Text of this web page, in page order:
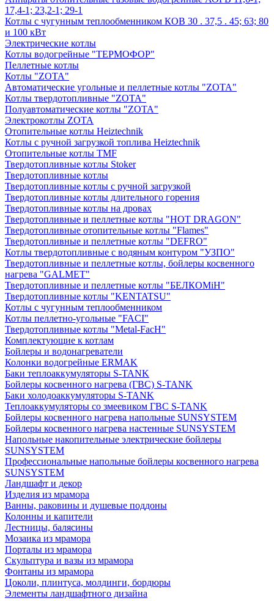
17,4-1; 23,2-1; 29-1
Котлы с чугунным теплообменником КОВ 30 . 37,5 . 45; 63; 80
и 100 кВт
Электрические котлы
Котлы водогрейные "ТЕРМОФОР"
Пеллетные котлы
Котлы "ZOTA"
Автоматические угольные и пеллетные котлы "ZOTA"
Котлы твердотопливные "ZOTA"
Полуавтоматические котлы "ZOTA"
Электрокотлы ZOTA
Отопительные котлы Heiztechnik
Котлы с ручной загрузкой топлива Heiztechnik
Отопительные котлы TMF
Твердотопливные котлы Stoker
Твердотопливные котлы
Твердотопливные котлы с ручной загрузкой
Твердотопливные котлы длительного горения
Твердотопливные котлы на дровах
Твердотопливные и пеллетные котлы "HOT DRAGON"
Твердотопливные отопительные котлы "Flames"
Твердотопливные и пеллетные котлы "DEFRO"
Котлы твердотопливные с водяным контуром "УЗПО"
Твердотопливные и пеллетные котлы, бойлеры косвенного
нагрева "GALMET"
Твердотопливные и пеллетные котлы "БЕЛКОМiН"
Твердотопливные котлы "KENTATSU"
Котлы с чугунным теплообменником
Котлы пеллетно-угольные "FACI"
Твердотопливные котлы "Metal-FacH"
Комплектующие к котлам
Бойлеры и водонагреватели
Колонки водогрейные ERMAK
Баки теплоаккумуляторы S-TANK
Бойлеры косвенного нагрева (ГВС) S-TANK
Баки холодоаккумуляторы S-TANK
Теплоаккумуляторы со змеевиком ГВС S-TANK
Бойлеры косвенного нагрева напольные SUNSYSTEM
Бойлеры косвенного нагрева настенные SUNSYSTEM
Напольные накопительные электрические бойлеры
SUNSYSTEM
Профессиональные напольные бойлеры косвенного нагрева
SUNSYSTEM
Ландшафт и декор
Изделия из мрамора
Ванны, раковины и душевые поддоны
Колонны и капители
Лестницы, балясины
Мозаика из мрамора
Порталы из мрамора
Скульптура и вазы из мрамора
Фонтаны из мрамора
Цоколи, плинтуса, молдинги, бордюры
Элементы ландшафтного дизайна